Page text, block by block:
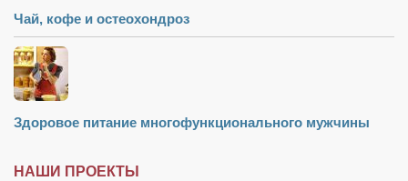
Чай, кофе и остеохондроз
Здоровое питание многофункционального мужчины
НАШИ ПРОЕКТЫ